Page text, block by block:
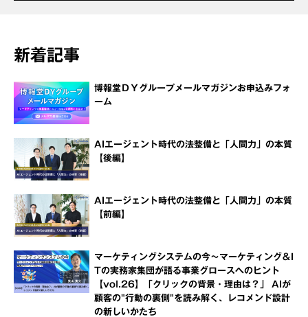
新着記事
博報堂ＤＹグループメールマガジンお申込みフォ
ーム
AIエージェント時代の法整備と「人間力」の本質
【後編】
AIエージェント時代の法整備と「人間力」の本質
【前編】
マーケティングシステムの今～マーケティング＆I
Tの実務家集団が語る事業グロースへのヒント
【vol.26】「クリックの背景・理由は？」 AIが
顧客の"行動の裏側"を読み解く、レコメンド設計
の新しいかたち